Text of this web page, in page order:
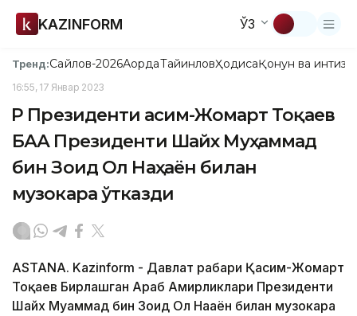
KAZINFORM ЎЗ
Тренд:Сайлов-2026АқордаТайинловҲодисаҚонун ва
16:55, 17 Январ 2023
ҚР Президенти Қасим-Жомарт Тоқаев
БАА Президенти Шайх Муҳаммад
бин Зоид Ол Наҳаён билан
музокара ўтказди
ASTANA. Kazinform - Давлат раҳбари Қасим-Жомарт
Тоқаев Бирлашган Араб Амирликлари Президенти
Шайх Муҳаммад бин Зоид Ол Наҳаён билан музокара